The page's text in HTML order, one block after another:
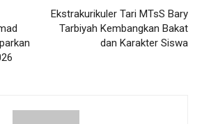
Ekstrakurikuler Tari MTsS Bary
Tarbiyah Kembangkan Bakat
dan Karakter Siswa